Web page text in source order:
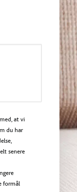
at vi
du har
senere
formål